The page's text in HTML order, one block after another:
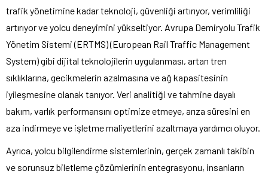
trafik yönetimine kadar teknoloji, güvenliği artırıyor, verimliliği
artırıyor ve yolcu deneyimini yükseltiyor. Avrupa Demiryolu Trafik
Yönetim Sistemi (ERTMS) (European Rail Traffic Management
System) gibi dijital teknolojilerin uygulanması, artan tren
sıklıklarına, gecikmelerin azalmasına ve ağ kapasitesinin
iyileşmesine olanak tanıyor. Veri analitiği ve tahmine dayalı
bakım, varlık performansını optimize etmeye, arıza süresini en
aza indirmeye ve işletme maliyetlerini azaltmaya yardımcı oluyor.
Ayrıca, yolcu bilgilendirme sistemlerinin, gerçek zamanlı takibin
ve sorunsuz biletleme çözümlerinin entegrasyonu, insanların